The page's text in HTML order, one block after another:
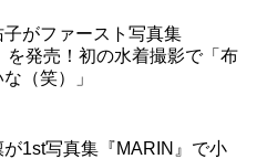
子がファースト写真集
を発売！初の水着撮影で「布
（笑）」
が1st写真集『MARIN』で小